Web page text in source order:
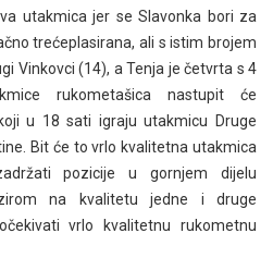
utakmica jer se Slavonka bori za
trećeplasirana, ali s istim brojem
Vinkovci (14), a Tenja je četvrta s 4
rukometašica nastupit će
u 18 sati igraju utakmicu Druge
Bit će to vrlo kvalitetna utakmica
pozicije u gornjem dijelu
na kvalitetu jedne i druge
vrlo kvalitetnu rukometnu